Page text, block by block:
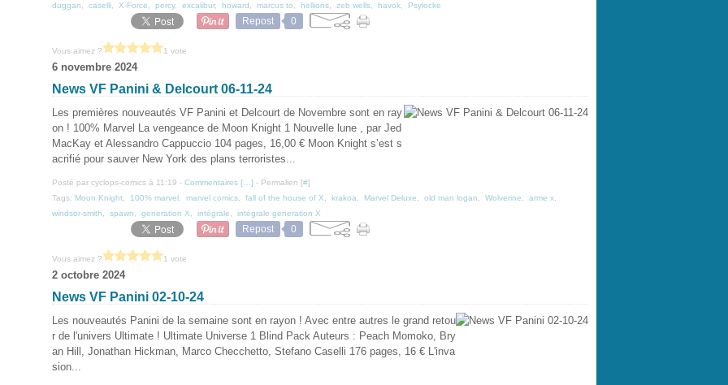
duggan
caselli X-Force percy, excalibur, howard marcus to hellions zeb wells havok Psylocke
Repost 0
Vous aimez ? 1 vote
6 novembre 2024
News VF Panini & Delcourt 06-11-24
Les premières nouveautés VF Panini et Delcourt de Novembre sont en ray
on ! 100% Marvel La vengeance de Moon Knight 1 Nouvelle lune , par Jed
MacKay et Alessandro Cappuccio 104 pages, 16,00 € Moon Knight s’est s
acrifié pour sauver New York des plans terroristes...
Posté par cyclops-comics à 11:19 - Commentaires [ ] - Permalien [#]
Tags: Moon Knight 100% marvel marvel comics fall of the house of X krakoa Marvel Deluxe old man logan Wolverine arme x
windsor-smith
spawn generation X intégrale intégrale generation X
Repost 0
Vous aimez ? 1 vote
2 octobre 2024
News VF Panini 02-10-24
Les nouveautés Panini de la semaine sont en rayon ! Avec entre autres le grand retou
r de l'univers Ultimate ! Ultimate Universe 1 Blind Pack Auteurs : Peach Momoko, Bry
an Hill, Jonathan Hickman, Marco Checchetto, Stefano Caselli 176 pages, 16 € L'inva
sion...